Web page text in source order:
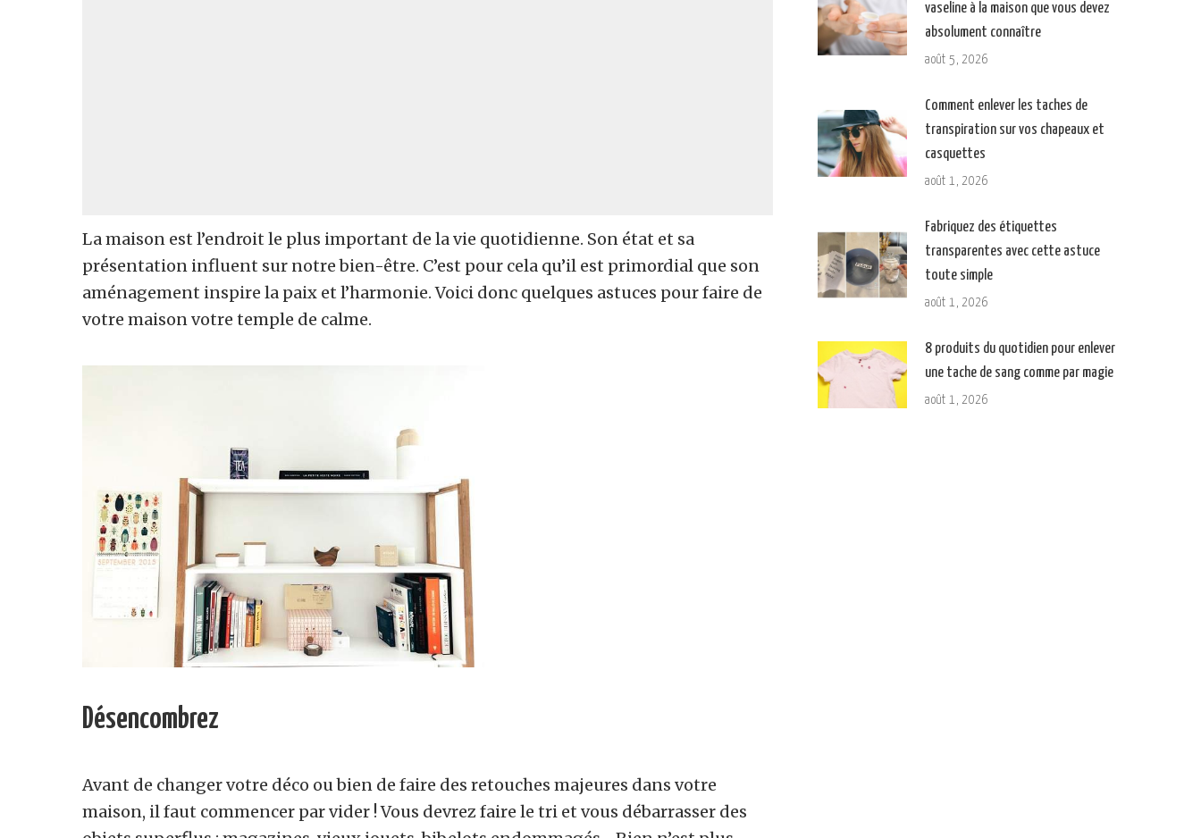
La maison est l’endroit le plus important de la vie quotidienne. Son état et sa
présentation influent sur notre bien-être. C’est pour cela qu’il est primordial que son
aménagement inspire la paix et l’harmonie. Voici donc quelques astuces pour faire de
votre maison votre temple de calme.
Désencombrez
Avant de changer votre déco ou bien de faire des retouches majeures dans votre
maison, il faut commencer par vider ! Vous devrez faire le tri et vous débarrasser des
vaseline à la maison que vous devez
absolument connaître
août 5, 2026
Comment enlever les taches de
transpiration sur vos chapeaux et
casquettes
août 1, 2026
Fabriquez des étiquettes
transparentes avec cette astuce
toute simple
août 1, 2026
8 produits du quotidien pour enlever
une tache de sang comme par magie
août 1, 2026